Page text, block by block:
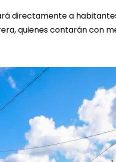
directamente a
quienes contarán con